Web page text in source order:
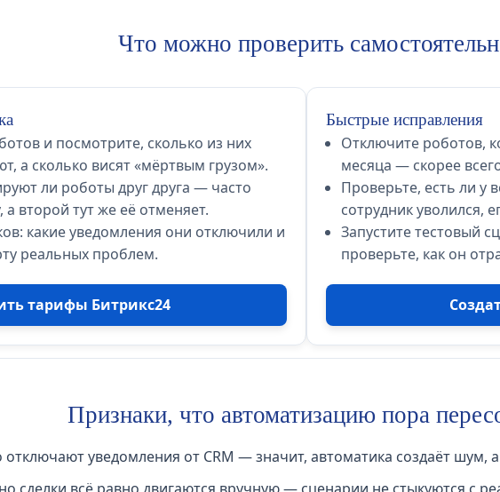
Что можно проверить
и посмотрите, сколько из них
а сколько висят «мёртвым грузом».
ли роботы друг друга — часто
а второй тут же её отменяет.
какие уведомления они отключили и
реальных проблем.
тарифы Битрикс24
Быстрые исправления
Отключите роботов,
месяца — скорее
Проверьте, есть ли у
сотрудник уволился,
Запустите тестовый
проверьте, как он
Признаки, что автоматизацию пора
отключают уведомления от CRM — значит, автоматика создаёт шум,